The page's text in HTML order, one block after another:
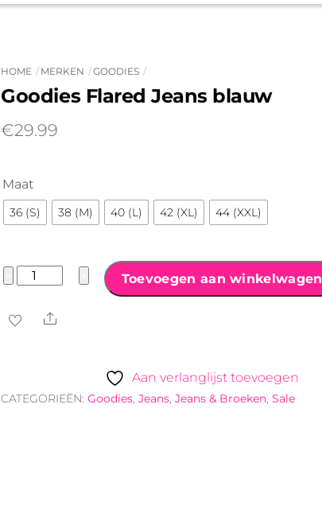
HOME MERKEN GOODIES
Goodies Flared Jeans blauw
€29.99
Maat
36 (S) 38 (M) 40 (L) 42 (XL) 44 (XXL)
Goodies
Jeans
Toevoegen aan winkelwagen
Share
Aan verlanglijst toevoegen
CATEGORIEËN:Goodies,Jeans,Jeans & Broeken,Sale